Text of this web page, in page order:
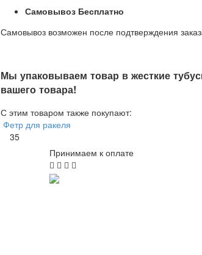
Самовывоз Бесплатно
Самовывоз возможен после подтверждения
Мы упаковываем товар в жесткие
вашего товара!
С этим товаром также покупают:
Фетр для ракеля
35
Принимаем к оплате